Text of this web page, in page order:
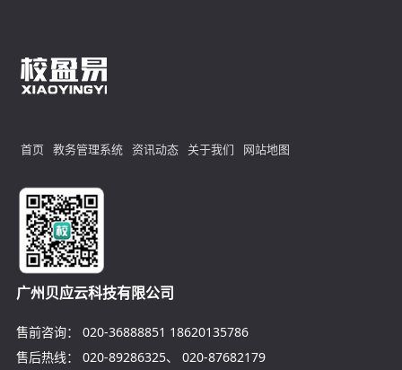
首页 教务管理系统 资讯动态 关于我们 网站地图
广州贝应云科技有限公司
售前咨询： 020-36888851 18620135786
售后热线：
020-89286325、 020-87682179